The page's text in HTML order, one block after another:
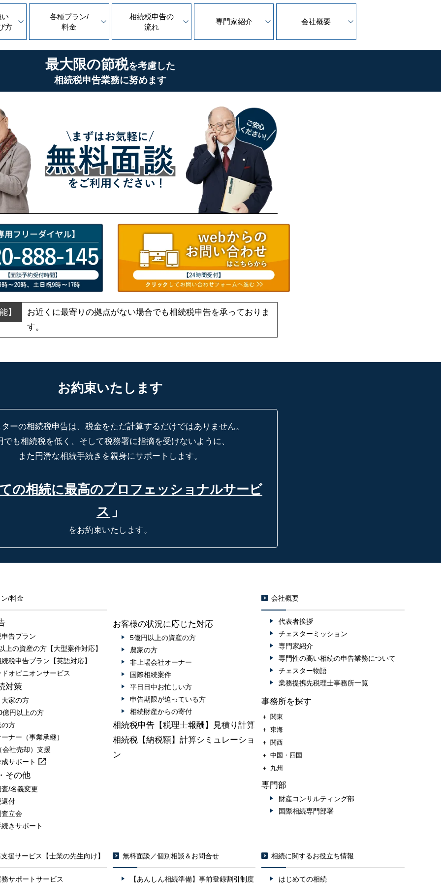
方
各種プラン/
料金
相続税申告の
流れ
専門家紹介 会社概要
最大限の節税を考慮した
相続税申告業務に努めます
お近くに最寄りの拠点がない場合でも相続税申告を承っておりま
す。
お約束いたします
ーの相続税申告は、税金をただ計算するだけではありません。
でも相続税を低く、そして税務署に指摘を受けないように、
また円滑な相続手続きを親身にサポートします。
の相続に最高のプロフェッショナルサービ
ス 」
をお約束いたします。
/料金
告プラン
上の資産の方【大型案件対応】
税申告プラン【英語対応】
オピニオンサービス
対策
家の方
億円以上の方
の方
ナー（事業承継）
会社売却）支援
成サポート
その他
/名義変更
還付
立会
きサポート
お客様の状況に応じた対応
5億円以上の資産の方
農家の方
非上場会社オーナー
国際相続案件
平日日中お忙しい方
申告期限が迫っている方
相続財産からの寄付
相続税申告【税理士報酬】見積り計算
相続税【納税額】計算シミュレーショ
ン
会社概要
代表者挨拶
チェスターミッション
専門家紹介
専門性の高い相続の申告業務について
チェスター物語
業務提携先税理士事務所一覧
事務所を探す
＋ 関東
＋ 東海
＋ 関西
＋ 中国・四国
＋ 九州
専門部
財産コンサルティング部
国際相続専門部署
援サービス【士業の先生向け】
サポートサービス
無料面談／個別相談＆お問合せ
【あんしん相続準備】事前登録割引制度
相続に関するお役立ち情報
はじめての相続